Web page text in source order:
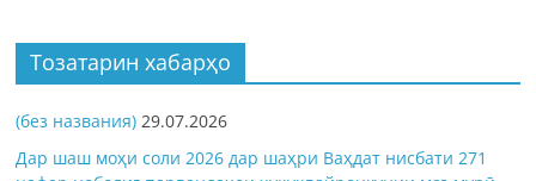
Тозатарин хабарҳо
(без названия) 29.07.2026
Дар шаш моҳи соли 2026 дар шаҳри Ваҳдат нисбати 271